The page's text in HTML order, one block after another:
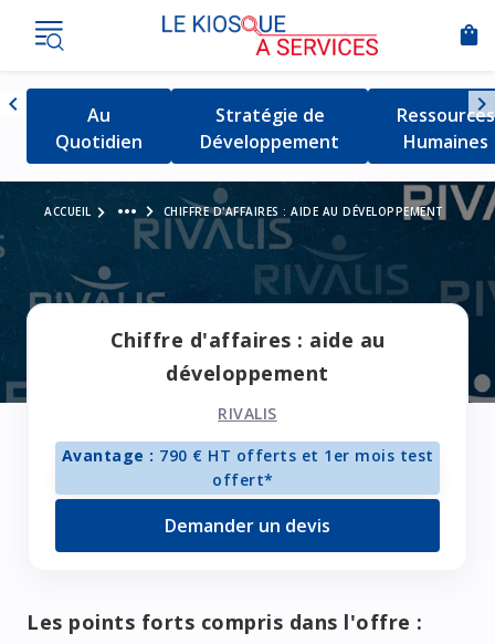
shopping_bag
chevron_left
Naviguer vers la gauche
Détail de la catégorie
Au
Quotidien
Détail de la catégorie
Stratégie de
Développement
Détail de
Ressources
Humaines
chevron_right
ACCUEIL Voir le fil d'Ariane
more_horiz CHIFFRE D'AFFAIRES : AIDE AU DÉVELOPPEMENT
Chiffre d'affaires : aide au
développement
RIVALIS
Avantage : 790 € HT offerts et 1er mois test
offert*
Demander un devis
Les points forts compris dans l'offre :